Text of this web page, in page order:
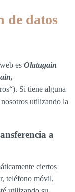
de datos
es Olatugain
Si tiene alguna
utilizando la
a
ciertos
teléfono móvil,